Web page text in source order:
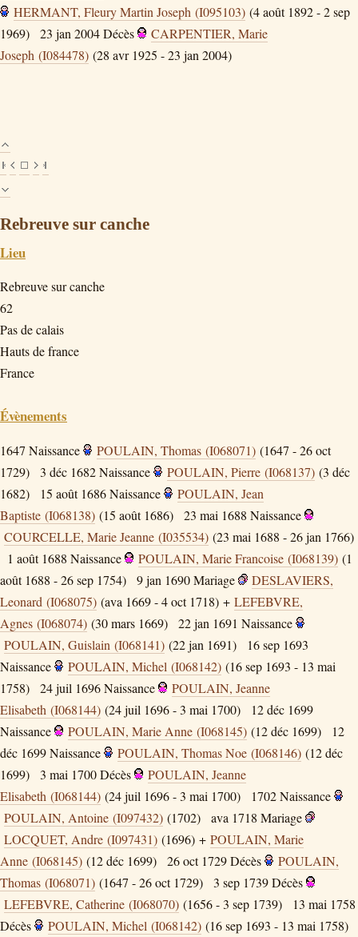
HERMANT, Fleury Martin Joseph (I095103) (4 août 1892 - 2 sep
1969)
23 jan 2004Décès
CARPENTIER, Marie
Joseph (I084478) (28 avr 1925 - 23 jan 2004)
Rebreuve sur canche
Lieu
Rebreuve sur canche
62
Pas de calais
Hauts de france
France
Évènements
1647 Naissance POULAIN, Thomas (I068071) (1647 - 26 oct
1729)
3 déc 1682Naissance POULAIN, Pierre (I068137) (3 déc
1682)
15 août 1686Naissance
POULAIN, Jean
Baptiste (I068138) (15 août 1686) 23 mai 1688 Naissance
COURCELLE, Marie Jeanne (I035534) (23 mai 1688 - 26 jan 1766)
1 août 1688 Naissance POULAIN, Marie Francoise (I068139) (1
août 1688 - 26 sep 1754)
9 jan 1690Mariage
DESLAVIERS,
Leonard (I068075) (ava 1669 - 4 oct 1718) + LEFEBVRE,
Agnes (I068074) (30 mars 1669) 22 jan 1691 Naissance
POULAIN, Guislain (I068141) (22 jan 1691)
16 sep 1693
Naissance
POULAIN, Michel (I068142) (16 sep 1693 - 13 mai
1758)
24 juil 1696Naissance
POULAIN, Jeanne
Elisabeth (I068144) (24 juil 1696 - 3 mai 1700)
12 déc 1699
Naissance
POULAIN, Marie Anne (I068145) (12 déc 1699)
12
déc 1699Naissance POULAIN, Thomas Noe (I068146) (12 déc
1699)
3 mai 1700Décès
POULAIN, Jeanne
Elisabeth (I068144) (24 juil 1696 - 3 mai 1700) 1702Naissance
POULAIN, Antoine (I097432) (1702) ava 1718 Mariage
LOCQUET, Andre (I097431) (1696) + POULAIN, Marie
Anne (I068145) (12 déc 1699) 26 oct 1729Décès
POULAIN,
Thomas (I068071) (1647 - 26 oct 1729) 3 sep 1739Décès
LEFEBVRE, Catherine (I068070) (1656 - 3 sep 1739)
13 mai 1758
Décès
POULAIN, Michel (I068142) (16 sep 1693 - 13 mai 1758)